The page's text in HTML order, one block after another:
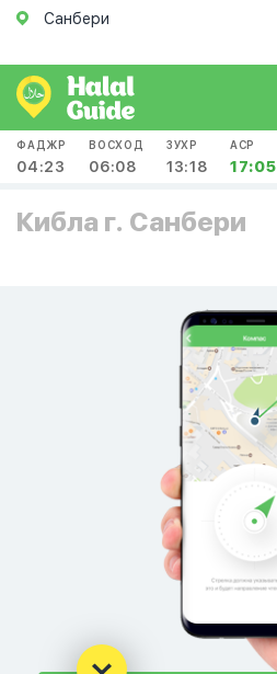
Санбери
ФАДЖР
04:23
ВОСХОД
06:08
ЗУХР
13:18
АСР
17:05
Кибла г. Санбери